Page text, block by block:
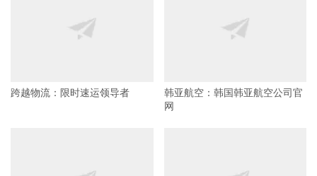
跨越物流：限时速运领导者
韩亚航空：韩国韩亚航空公司官
网